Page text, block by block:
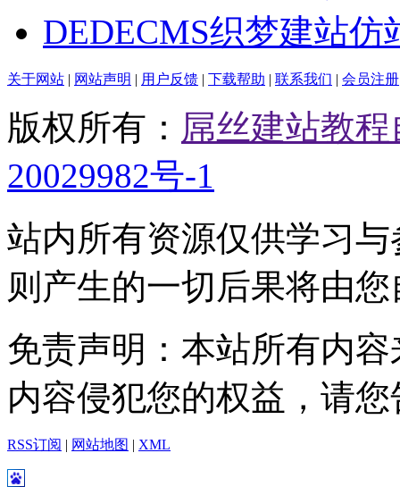
DEDECMS织梦建站仿
关于网站 | 网站声明 | 用户反馈 | 下载帮助 | 联系我们 | 会员注册
版权所有： 屌丝建站教
20029982号-1
站内所有资源仅供学习
则产生的一切后果将由
免责声明：本站所有内
内容侵犯您的权益，请
RSS订阅 | 网站地图 | XML